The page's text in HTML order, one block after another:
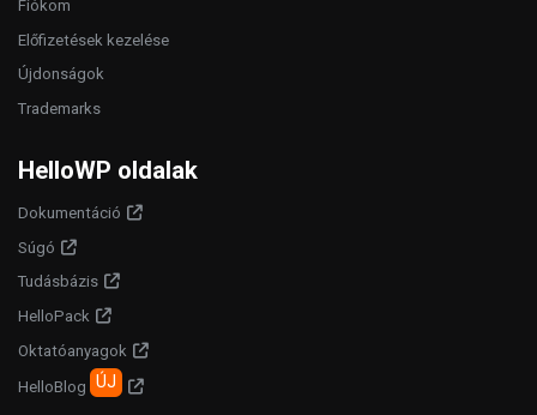
Fiókom
Előfizetések kezelése
Újdonságok
Trademarks
HelloWP oldalak
Dokumentáció
Súgó
Tudásbázis
HelloPack
Oktatóanyagok
HelloBlog ÚJ